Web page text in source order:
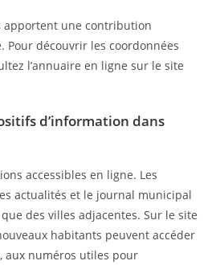
apportent une contribution
Pour découvrir les coordonnées
l’annuaire en ligne sur le site
d’information dans
accessibles en ligne. Les
actualités et le journal municipal
des villes adjacentes. Sur le site
habitants peuvent accéder
aux numéros utiles pour